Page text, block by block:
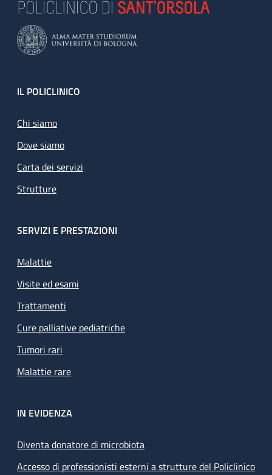
Footer
IL POLICLINICO
Chi siamo
Dove siamo
Carta dei servizi
Strutture
SERVIZI E PRESTAZIONI
Malattie
Visite ed esami
Trattamenti
Cure palliative pediatriche
Tumori rari
Malattie rare
IN EVIDENZA
Diventa donatore di microbiota
Accesso di professionisti esterni a strutture del Policlinico